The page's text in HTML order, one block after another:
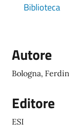
Biblioteca
Autore
Bologna,
Editore
ESI